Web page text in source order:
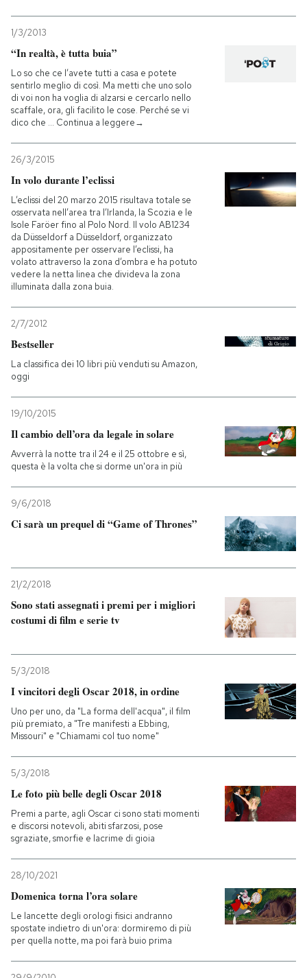
Entra
1/3/2013
“In realtà, è tutta buia”
Lo so che ce l’avete tutti a casa e potete
sentirlo meglio di così. Ma metti che uno solo
di voi non ha voglia di alzarsi e cercarlo nello
scaffale, ora, gli facilito le cose. Perché se vi
dico che … Continua a leggere→
26/3/2015
In volo durante l’eclissi
L’eclissi del 20 marzo 2015 risultava totale se
osservata nell’area tra l’Irlanda, la Scozia e le
Isole Faröer fino al Polo Nord. Il volo AB1234
da Düsseldorf a Düsseldorf, organizzato
appositamente per osservare l’eclissi, ha
volato attraverso la zona d’ombra e ha potuto
vedere la netta linea che divideva la zona
illuminata dalla zona buia.
2/7/2012
Bestseller
La classifica dei 10 libri più venduti su Amazon,
oggi
19/10/2015
Il cambio dell’ora da legale in solare
Avverrà la notte tra il 24 e il 25 ottobre e sì,
questa è la volta che si dorme un'ora in più
9/6/2018
Ci sarà un prequel di “Game of Thrones”
21/2/2018
Sono stati assegnati i premi per i migliori
costumi di film e serie tv
5/3/2018
I vincitori degli Oscar 2018, in ordine
Uno per uno, da "La forma dell'acqua", il film
più premiato, a "Tre manifesti a Ebbing,
Missouri" e "Chiamami col tuo nome"
5/3/2018
Le foto più belle degli Oscar 2018
Premi a parte, agli Oscar ci sono stati momenti
e discorsi notevoli, abiti sfarzosi, pose
sgraziate, smorfie e lacrime di gioia
28/10/2021
Domenica torna l’ora solare
Le lancette degli orologi fisici andranno
spostate indietro di un'ora: dormiremo di più
per quella notte, ma poi farà buio prima